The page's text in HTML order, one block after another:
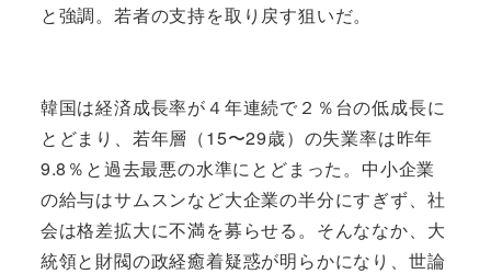
と強調。若者の支持を取り戻す狙いだ。
韓国は経済成長率が４年連続で２％台の低成長に
とどまり、若年層（15〜29歳）の失業率は昨年
9.8％と過去最悪の水準にとどまった。中小企業
の給与はサムスンなど大企業の半分にすぎず、社
会は格差拡大に不満を募らせる。そんななか、大
統領と財閥の政経癒着疑惑が明らかになり、世論